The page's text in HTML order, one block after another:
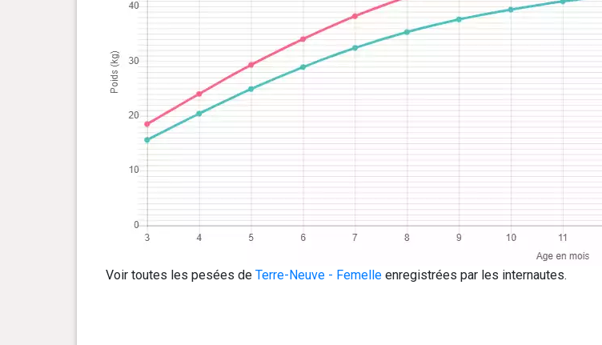
Voir toutes les pesées de Terre-Neuve - Femelleenregistrées par les internautes.